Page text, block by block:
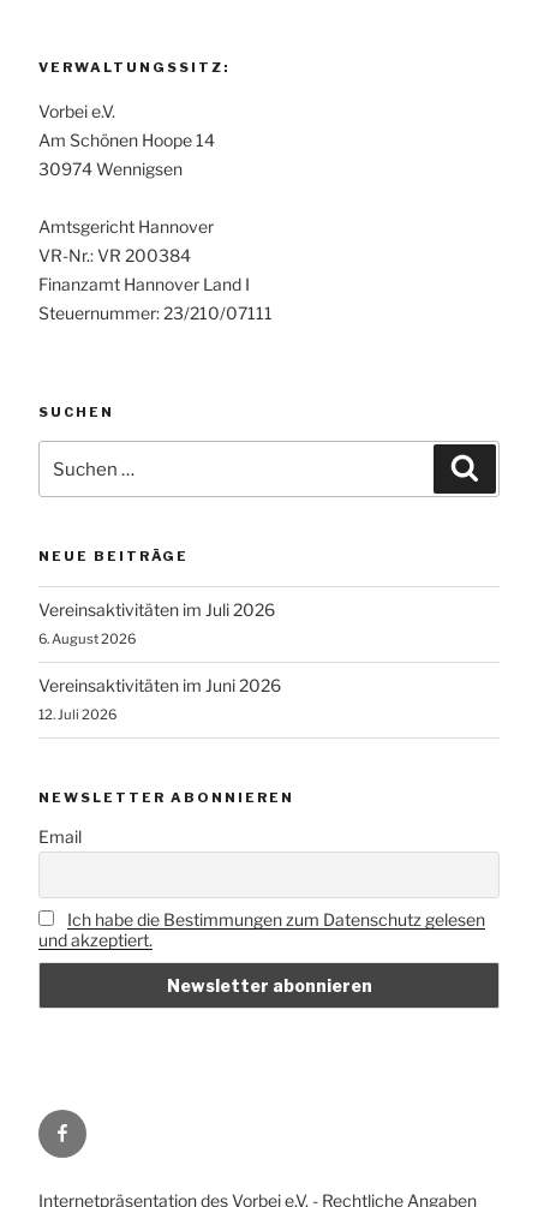
VERWALTUNGSSITZ:
Vorbei e.V.
Am Schönen Hoope 14
30974 Wennigsen
Amtsgericht Hannover
VR-Nr.: VR 200384
Finanzamt Hannover Land I
Steuernummer: 23/210/07111
SUCHEN
nach:
NEUE BEITRÄGE
Vereinsaktivitäten im Juli 2026
6. August 2026
Vereinsaktivitäten im Juni 2026
12. Juli 2026
NEWSLETTER ABONNIEREN
Email
Ich habe die Bestimmungen zum Datenschutz gelesen
und akzeptiert.
Vorbei
e.V.
Internetpräsentation des Vorbei e.V. - Rechtliche Angaben